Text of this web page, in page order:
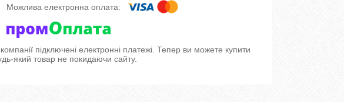
підключені електронні платежі. Тепер ви можете купити
який товар не покидаючи сайту.